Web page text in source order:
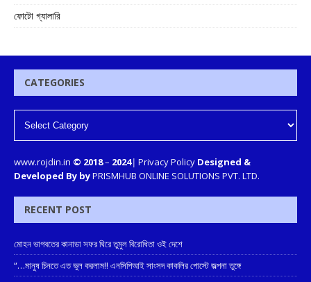
ফোটো গ্যালারি
CATEGORIES
www.rojdin.in © 2018– 2024| Privacy Policy Designed &
Developed By byPRISMHUB ONLINE SOLUTIONS PVT. LTD.
RECENT POST
মোহন ভাগবতের কানাডা সফর ঘিরে তুমুল বিরোধিতা ওই দেশে
“…মানুষ চিনতে এত ভুল করলাম!! এনসিপিআই সাংসদ কাকলির পোস্টে জল্পনা তুঙ্গে